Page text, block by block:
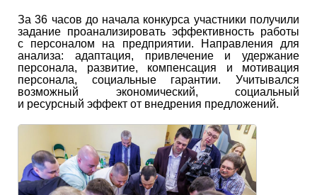
За 36 часов до начала конкурса участники получили
задание проанализировать эффективность работы
с персоналом на предприятии. Направления для
анализа: адаптация, привлечение и удержание
персонала, развитие, компенсация и мотивация
персонала, социальные гарантии. Учитывался
возможный экономический, социальный
и ресурсный эффект от внедрения предложений.